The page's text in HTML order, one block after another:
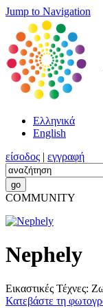
Jump to Navigation
Ελληνικά
English
είσοδος | εγγραφή
COMMUNITY
Nephely
Εικαστικές Τέχνες:
Κατεβάστε τη